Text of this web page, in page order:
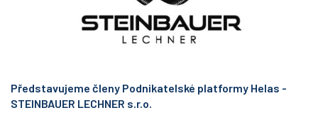
Představujeme členy Podnikatelské platformy Helas -
STEINBAUER LECHNER s.r.o.